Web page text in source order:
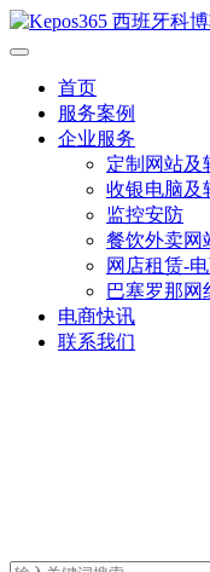
首页
服务案例
企业服务
定制网站及
收银电脑及
监控安防
餐饮外卖网
网店租赁-
巴塞罗那网
电商快讯
联系我们